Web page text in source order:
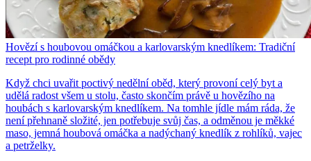
Hovězí s houbovou omáčkou a karlovarským knedlíkem: Tradiční
recept pro rodinné obědy
Když chci uvařit poctivý nedělní oběd, který provoní celý byt a
udělá radost všem u stolu, často skončím právě u hovězího na
houbách s karlovarským knedlíkem. Na tomhle jídle mám ráda, že
není přehnaně složité, jen potřebuje svůj čas, a odměnou je měkké
maso, jemná houbová omáčka a nadýchaný knedlík z rohlíků, vajec
a petrželky.